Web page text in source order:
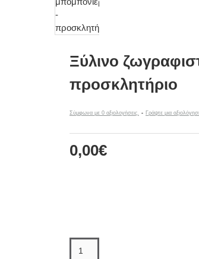
Ξύλινο
προσκλητήριο
Σύμφωνα με 0 αξιολογήσεις. - Γράψτε μια
0,00€